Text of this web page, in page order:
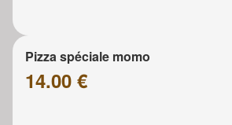
Pizza spéciale momo
14.00 €